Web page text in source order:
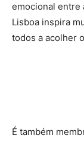
emocional entre
Lisboa inspira
todos a acolher
É também